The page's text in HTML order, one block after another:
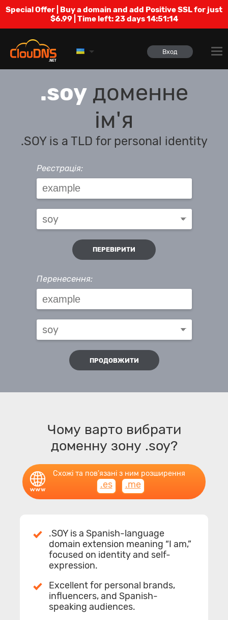
Special Offer | Buy a domain and add Positive SSL for just
$6.99 | Time left:23 days 14:51:13
Вход
.soyдоменне
ім'я
.SOY is a TLD for personal identity
Реєстрація:
ПЕРЕВІРИТИ
Перенесення:
ПРОДОВЖИТИ
Чому варто вибрати
доменну зону .soy?
Схожі та пов'язані з ним розширення
.es .me
.SOY is a Spanish-language
domain extension meaning “I am,”
focused on identity and self-
expression.
Excellent for personal brands,
influencers, and Spanish-
speaking audiences.